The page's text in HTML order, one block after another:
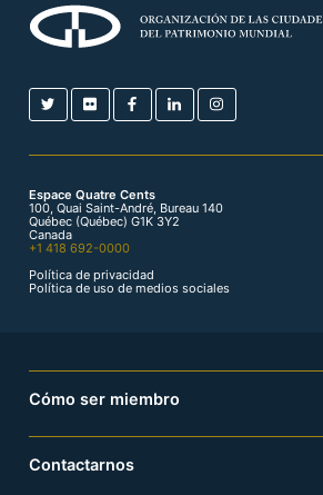
Espace Quatre Cents
100, Quai Saint-André, Bureau 140
Québec (Québec) G1K 3Y2
Canada
+1 418 692-0000
Política de privacidad
Política de uso de medios sociales
Cómo ser miembro
Contactarnos